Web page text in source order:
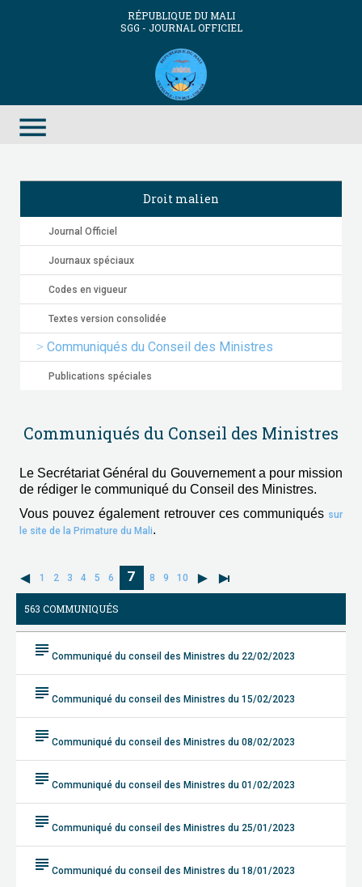
RÉPUBLIQUE DU MALI
SGG - JOURNAL OFFICIEL
menu
Droit malien
Journal Officiel
Journaux spéciaux
Codes en vigueur
Textes version consolidée
Communiqués du Conseil des Ministres
Publications spéciales
Communiqués du Conseil des Ministres
Le Secrétariat Général du Gouvernement a pour mission
de rédiger le communiqué du Conseil des Ministres.
Vous pouvez également retrouver ces communiqués sur
le site de la Primature du Mali.
1 2 3 4 5 6 7 8 9 10
563 COMMUNIQUÉS
subject Communiqué du conseil des Ministres du 22/02/2023
subject Communiqué du conseil des Ministres du 15/02/2023
subject Communiqué du conseil des Ministres du 08/02/2023
subject Communiqué du conseil des Ministres du 01/02/2023
subject Communiqué du conseil des Ministres du 25/01/2023
subject Communiqué du conseil des Ministres du 18/01/2023